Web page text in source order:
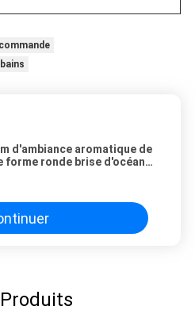
d'ambiance aromatique de
forme ronde brise d'océan